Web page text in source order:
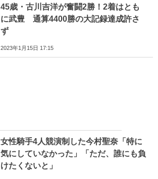
45歳・古川吉洋が奮闘2勝！2着はとも
に武豊 通算4400勝の大記録達成許さ
ず
2023年1月15日 17:15
女性騎手4人競演制した今村聖奈「特に
気にしていなかった」「ただ、誰にも負
けたくないと」